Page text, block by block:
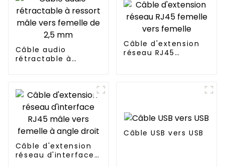
Câble audio
rétractable à
Câble d'extension
réseau RJ45
Câble d'extension
réseau d'interface
Câble USB vers USB